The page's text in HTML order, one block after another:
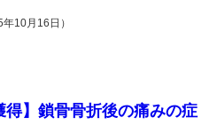
年10月16日）
得】鎖骨骨折後の痛みの症